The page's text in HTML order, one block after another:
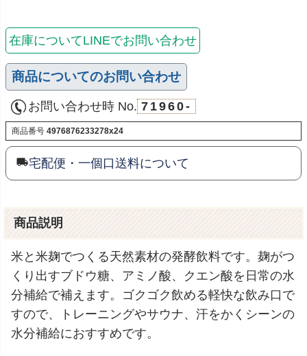
在庫についてLINEでお問い合わせ
商品についてのお問い合わせ
お問い合わせ時 No. 71960-
商品番号 4976876233278x24
宅配便・一個口送料について
商品説明
米と米麹でつくる天然素材の発酵飲料です。麹がつ
くり出すブドウ糖、アミノ酸、クエン酸を日常の水
分補給で補えます。ゴクゴク飲める軽快な飲み口で
すので、トレーニングやサウナ、汗をかくシーンの
水分補給におすすめです。